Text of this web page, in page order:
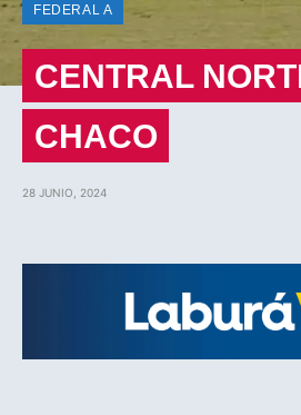
FEDERAL A
CENTRAL
CHACO
28 JUNIO, 2024